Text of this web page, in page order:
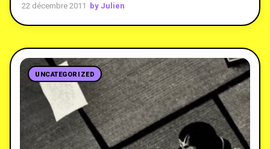
22 décembre 2011 by Julien
UNCATEGORIZED